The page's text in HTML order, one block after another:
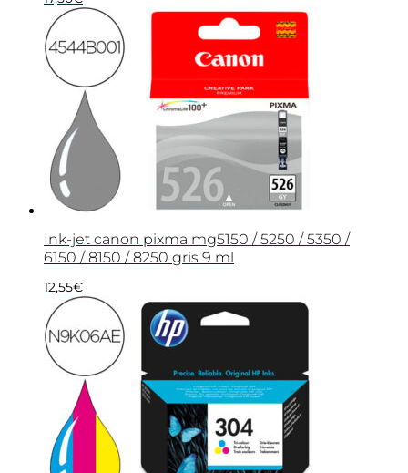
Ink-jet canon pixma mg5150 / 5250 / 5350 /
6150 / 8150 / 8250 gris 9 ml
12,55€